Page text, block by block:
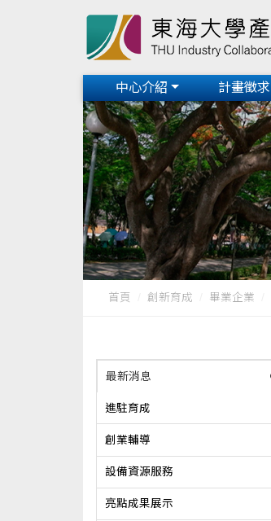
中心介紹 計畫徵求
首頁 創新育成 畢業企業
最新消息
進駐育成
創業輔導
設備資源服務
亮點成果展示